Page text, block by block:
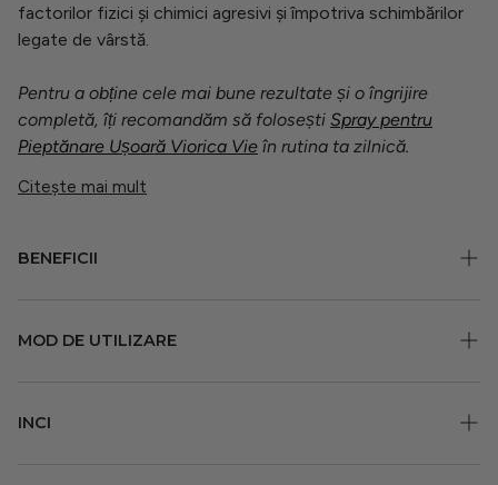
factorilor fizici și chimici agresivi și împotriva schimbărilor
legate de vârstă.
Pentru a obține cele mai bune rezultate și o îngrijire
completă, îți recomandăm să folosești Spray pentru
Pieptănare Ușoară Viorica Vie în rutina ta zilnică.
Citește mai mult
BENEFICII
Protejează părul împotriva efectelor nocive ale
MOD DE UTILIZARE
Agitați ﬂaconul și pulverizați pe părul umed sau uscat
INCI